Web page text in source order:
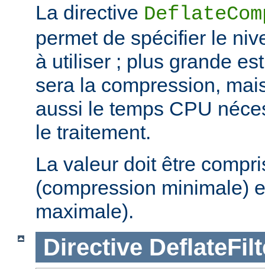
La directive
permet de spécifier le
à utiliser ; plus grande
sera la compression,
aussi le temps CPU
le traitement.
La valeur doit être
(compression minimale)
maximale).
Directive